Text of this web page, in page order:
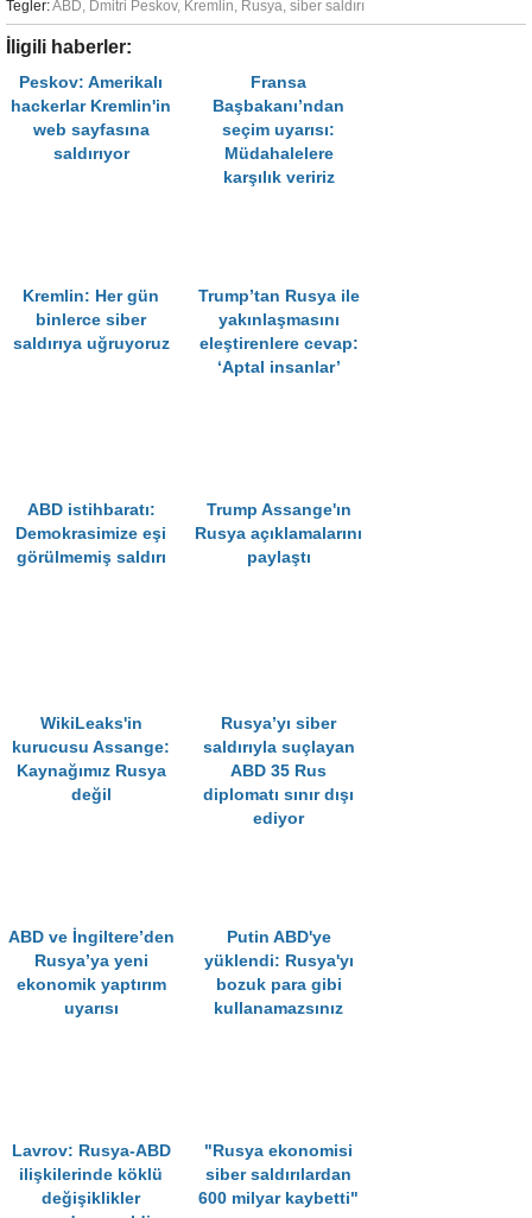
Tegler:ABD, Dmitri Peskov, Kremlin, Rusya, siber saldırı
İligili haberler:
Peskov: Amerikalı
hackerlar Kremlin'in
web sayfasına
saldırıyor
Fransa
Başbakanı’ndan
seçim uyarısı:
Müdahalelere
karşılık veririz
Kremlin: Her gün
binlerce siber
saldırıya uğruyoruz
Trump’tan Rusya ile
yakınlaşmasını
eleştirenlere cevap:
‘Aptal insanlar’
ABD istihbaratı:
Demokrasimize eşi
görülmemiş saldırı
Trump Assange'ın
Rusya açıklamalarını
paylaştı
WikiLeaks'in
kurucusu Assange:
Kaynağımız Rusya
değil
Rusya’yı siber
saldırıyla suçlayan
ABD 35 Rus
diplomatı sınır dışı
ediyor
ABD ve İngiltere’den
Rusya’ya yeni
ekonomik yaptırım
uyarısı
Putin ABD'ye
yüklendi: Rusya'yı
bozuk para gibi
kullanamazsınız
Lavrov: Rusya-ABD
ilişkilerinde köklü
değişiklikler
"Rusya ekonomisi
siber saldırılardan
600 milyar kaybetti"